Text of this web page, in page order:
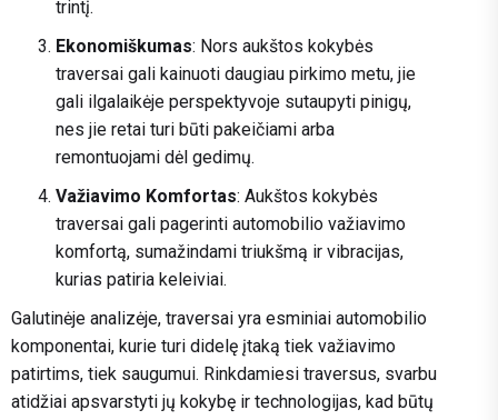
trintį.
Ekonomiškumas: Nors aukštos kokybės
traversai gali kainuoti daugiau pirkimo metu, jie
gali ilgalaikėje perspektyvoje sutaupyti pinigų,
nes jie retai turi būti pakeičiami arba
remontuojami dėl gedimų.
Važiavimo Komfortas: Aukštos kokybės
traversai gali pagerinti automobilio važiavimo
komfortą, sumažindami triukšmą ir vibracijas,
kurias patiria keleiviai.
Galutinėje analizėje, traversai yra esminiai automobilio
komponentai, kurie turi didelę įtaką tiek važiavimo
patirtims, tiek saugumui. Rinkdamiesi traversus, svarbu
atidžiai apsvarstyti jų kokybę ir technologijas, kad būtų